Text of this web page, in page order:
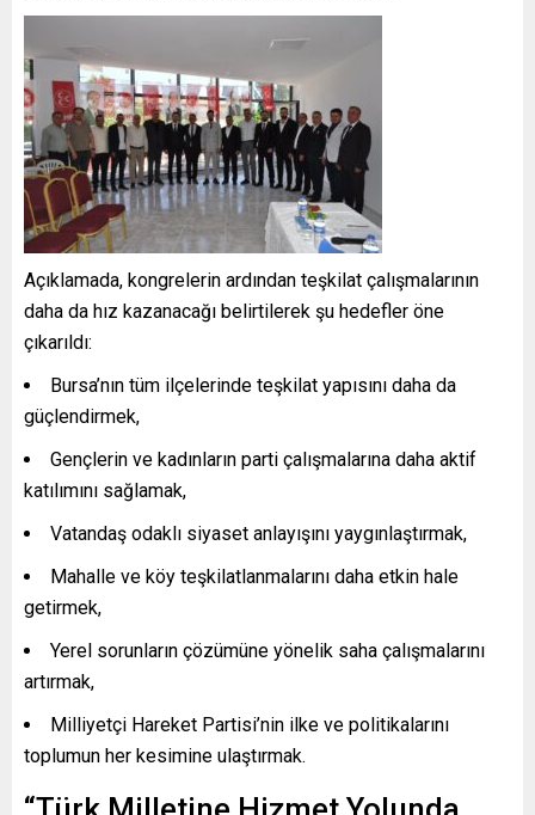
Açıklamada, kongrelerin ardından teşkilat çalışmalarının
daha da hız kazanacağı belirtilerek şu hedefler öne
çıkarıldı:
Bursa’nın tüm ilçelerinde teşkilat yapısını daha da
güçlendirmek,
Gençlerin ve kadınların parti çalışmalarına daha aktif
katılımını sağlamak,
Vatandaş odaklı siyaset anlayışını yaygınlaştırmak,
Mahalle ve köy teşkilatlanmalarını daha etkin hale
getirmek,
Yerel sorunların çözümüne yönelik saha çalışmalarını
artırmak,
Milliyetçi Hareket Partisi’nin ilke ve politikalarını
toplumun her kesimine ulaştırmak.